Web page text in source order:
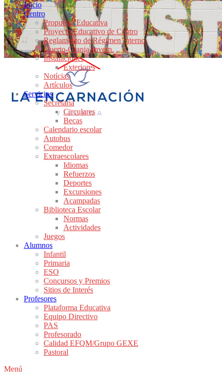
Inicio
Centro
Propuesta Educativa
Proyecto Educativo de Centro
Reglamento de Régimen Interno
Huerto-Granja-Invern.
Instalaciones
Exteriores
Notícias
Artículos
Servicios
Secretaría
Circulares
Becas
Calendario escolar
Autobus
Comedor
Extraescolares
Idiomas
Refuerzos
Deportes
Excursiones
Acampadas
Biblioteca Escolar
Normas
Actividades
Juegos
Alumnos
Infantil
Primaria
ESO
Concursos y Premios
Sitios de Interés
Profesores
Plataforma Educativa
Equipo Directivo
PAS
Profesorado
Calidad EFQM/Grupo GEXE
Pastoral
Menú